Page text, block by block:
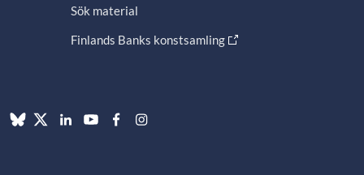
Sök material
Finlands Banks konstsamling